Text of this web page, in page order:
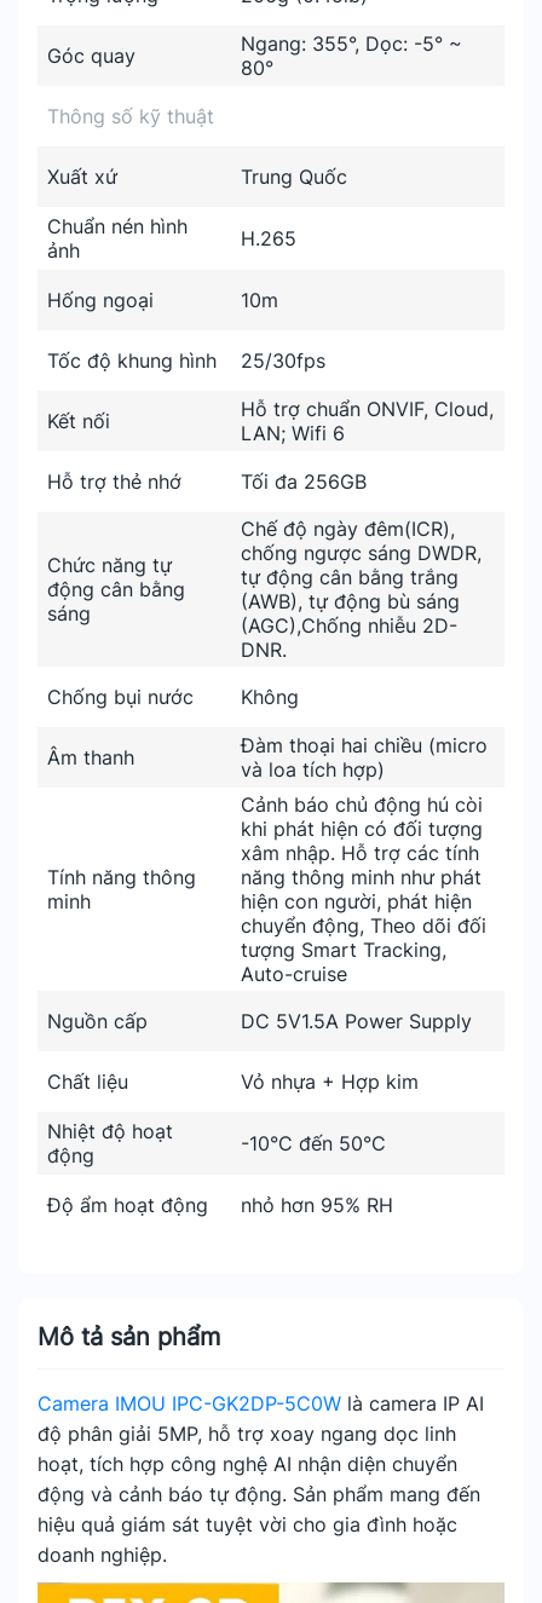
Mô tả sản phẩm
Camera IMOU IPC-GK2DP-5C0W là camera IP AI
độ phân giải 5MP, hỗ trợ xoay ngang dọc linh
hoạt, tích hợp công nghệ AI nhận diện chuyển
động và cảnh báo tự động. Sản phẩm mang đến
hiệu quả giám sát tuyệt vời cho gia đình hoặc
doanh nghiệp.
Góc quay
Ngang: 355°, Dọc: -5° ~
80°
Thông số kỹ thuật
Xuất xứ Trung Quốc
Chuẩn nén hình
ảnh
H.265
Hống ngoại 10m
Tốc độ khung hình 25/30fps
Kết nối
Hỗ trợ chuẩn ONVIF, Cloud,
LAN; Wifi 6
Hỗ trợ thẻ nhớ
Tối đa 256GB
Chức năng tự
động cân bằng
sáng
Chế độ ngày đêm(ICR),
chống ngược sáng DWDR,
tự động cân bằng trắng
(AWB), tự động bù sáng
(AGC),Chống nhiễu 2D-
DNR.
Chống bụi nước
Không
Âm thanh
Đàm thoại hai chiều (micro
và loa tích hợp)
Tính năng thông
minh
Cảnh báo chủ động hú còi
khi phát hiện có đối tượng
xâm nhập. Hỗ trợ các tính
năng thông minh như phát
hiện con người, phát hiện
chuyển động, Theo dõi đối
tượng Smart Tracking,
Auto-cruise
Nguồn cấp
DC 5V1.5A Power Supply
Chất liệu Vỏ nhựa + Hợp kim
Nhiệt độ hoạt
động
-10°C đến 50°C
Độ ẩm hoạt động nhỏ hơn 95% RH